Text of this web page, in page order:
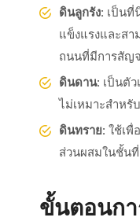
ดินลูกรัง: เป็นที่
แข็งแรงและสา
ถนนที่มีการสัญ
ดินดาน: เป็นตั
ไม่เหมาะสำห
ดินทราย: ใช้เพื่
ส่วนผสมในชั้น
ขั้นตอนก